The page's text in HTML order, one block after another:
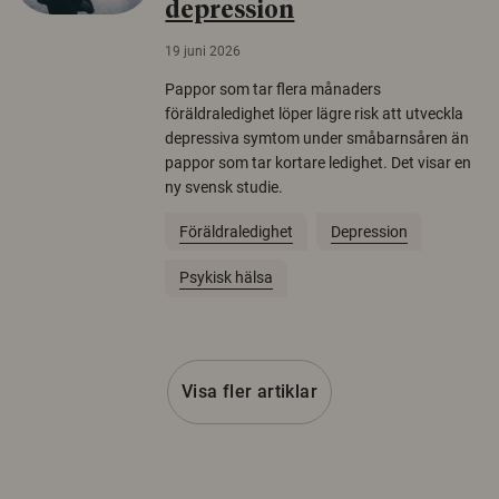
depression
19 juni 2026
Pappor som tar flera månaders
föräldraledighet löper lägre risk att utveckla
depressiva symtom under småbarnsåren än
pappor som tar kortare ledighet. Det visar en
ny svensk studie.
Föräldraledighet Depression
Psykisk hälsa
Visa fler artiklar